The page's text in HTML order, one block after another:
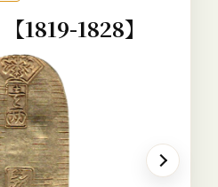
【1819-1828】